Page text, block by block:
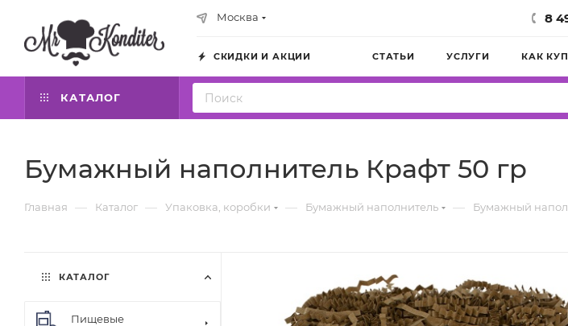
Москва 8
СКИДКИ И АКЦИИ СТАТЬИ УСЛУГИ КАК
КАТАЛОГ
Бумажный наполнитель Крафт 50 гр
Главная — Каталог — Упаковка, коробки — Бумажный наполнитель — Бумажный
КАТАЛОГ
Пищевые